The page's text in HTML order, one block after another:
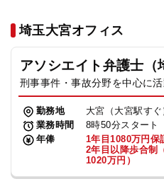
埼玉大宮オフィス
アソシエイト弁護士（
刑事事件・事故分野を中心に
勤務地
大宮（大宮駅すぐ
業務時間
8時50分スタート
年俸
1年目1080万円保
2年目以降歩合制
1020万円）